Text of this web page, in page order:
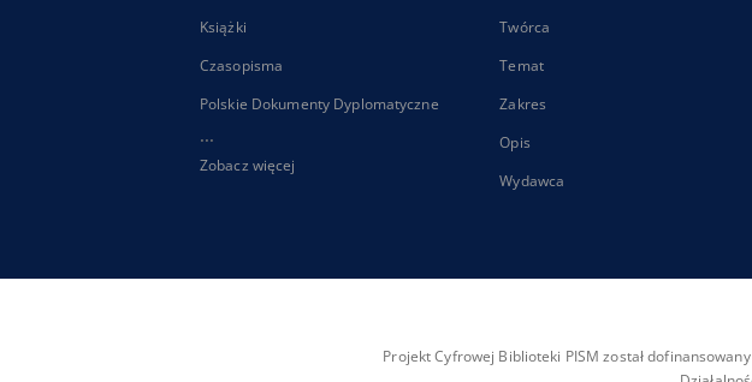
Książki
Czasopisma
Polskie Dokumenty Dyplomatyczne
...
Zobacz więcej
Twórca
Temat
Zakres
Opis
Wydawca
Projekt Cyfrowej Biblioteki PISM został